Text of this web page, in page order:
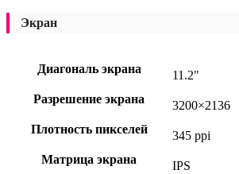
Экран
Диагональ экрана
11.2"
Разрешение экрана
3200×2136
Плотность пикселей
345 ppi
Матрица экрана
IPS